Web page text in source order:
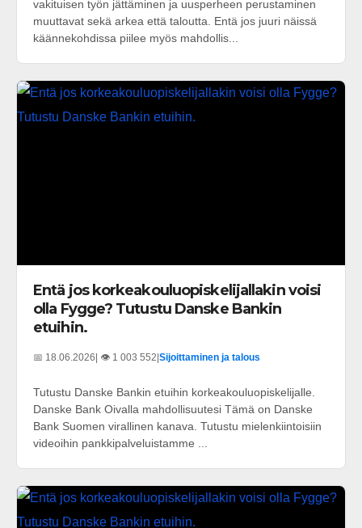
vakituisen työn jättäminen ja uusperheen perustaminen
muuttavat sekä arkea että taloutta. Entä jos juuri näissä
käännekohdissa piilee myös mahdollis...
Entä jos korkeakouluopiskelijallakin voisi
olla Fygge? Tutustu Danske Bankin
etuihin.
📅 18.06.2026 | 👁️ 1 003 552 Sijoittaminen ja talous
Tutustu Danske Bankin etuihin korkeakouluopiskelijalle.
Danske Bank Oivalla mahdollisuutesi Tämä on Danske
Bank Suomen virallinen kanava. Tutustu mielenkiintoisiin
videoihin pankkipalveluistamme ...